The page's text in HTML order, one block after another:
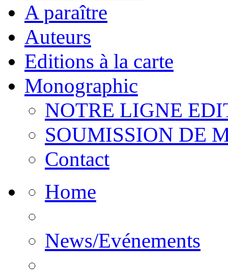
A paraître
Auteurs
Editions à la carte
Monographic
NOTRE LIGNE
SOUMISSION DE
Contact
Home
News/Evénements